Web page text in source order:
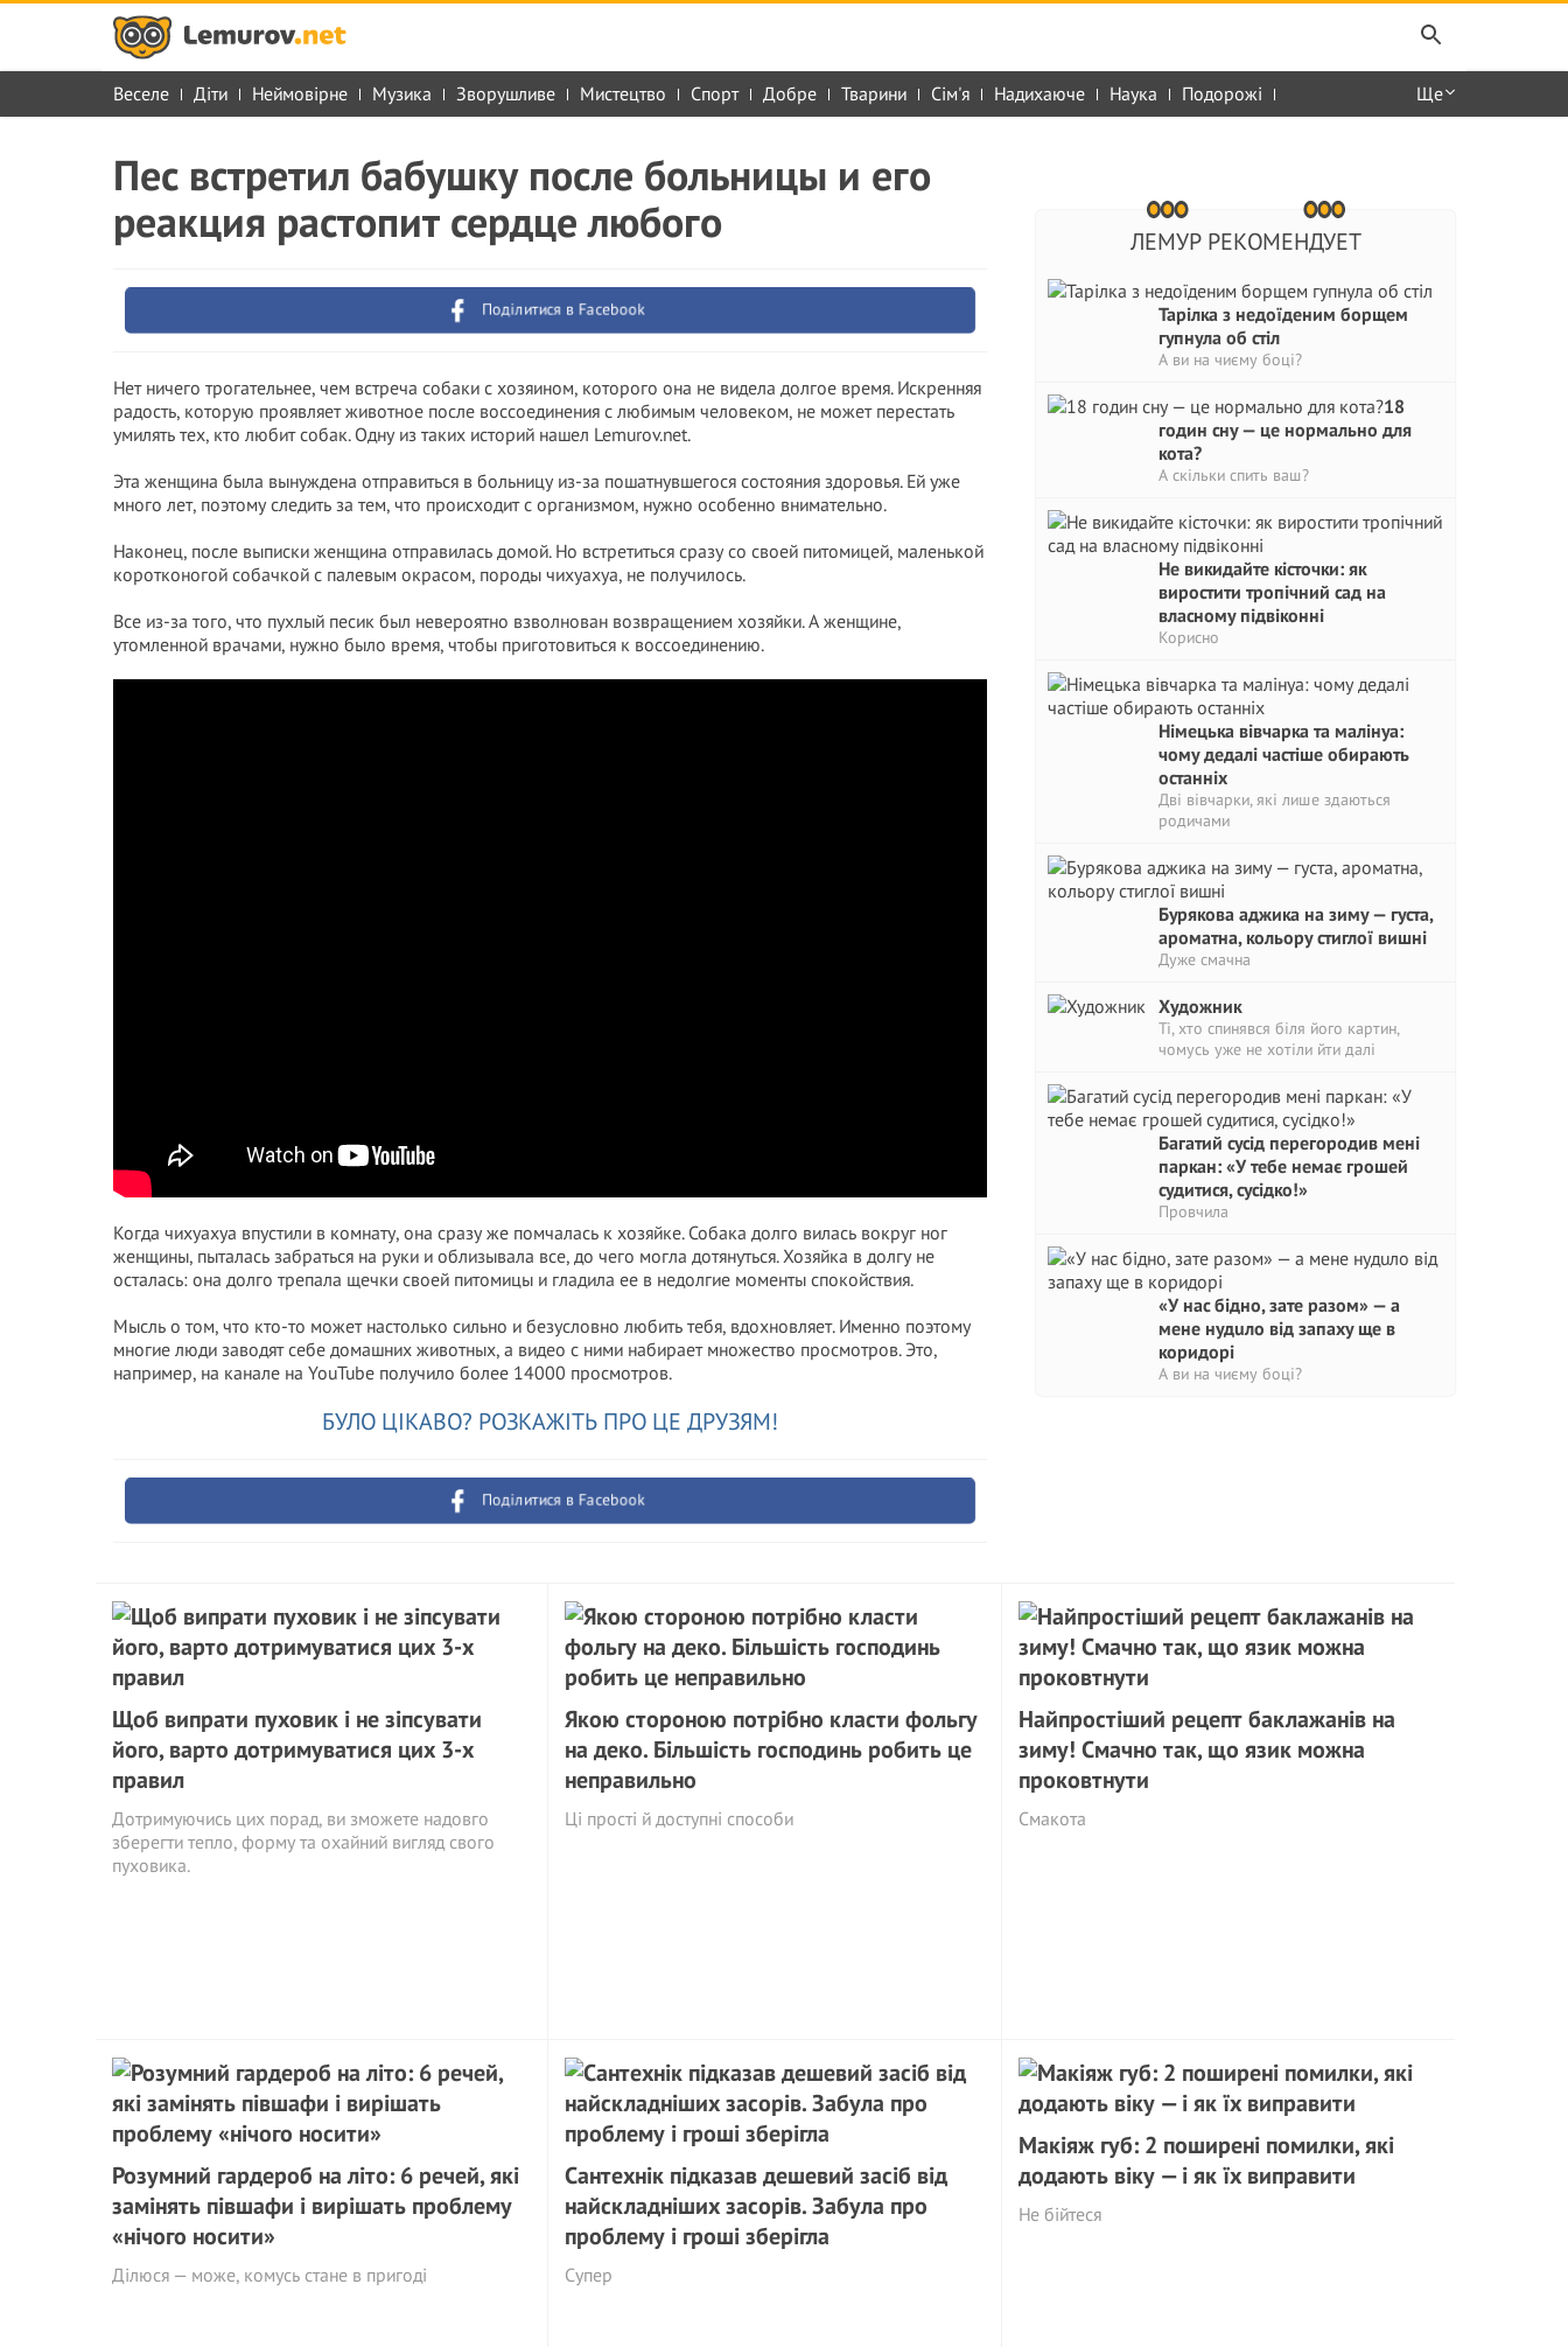
Веселе Діти Неймовірне Музика Зворушливе Мистецтво Спорт Добре Тварини Сім'я Надихаюче Наука Подорожі Ще
ЛЕМУР РЕКОМЕНДУЕТ
Тарілка з недоїденим борщем
гупнула об стіл
А ви на чиєму боці?
18
годин сну — це нормально для
кота?
А скільки спить ваш?
Не викидайте кісточки: як
виростити тропічний сад на
власному підвіконні
Корисно
Німецька вівчарка та малінуа:
чому дедалі частіше обирають
останніх
Дві вівчарки, які лише здаються
родичами
Бурякова аджика на зиму — густа,
ароматна, кольору стиглої вишні
Дуже смачна
Художник
Ті, хто спинявся біля його картин,
чомусь уже не хотіли йти далі
Багатий сусід перегородив мені
паркан: «У тебе немає грошей
судитися, сусідко!»
Провчила
«У нас бідно, зате разом» — а
мене нудuло від запаху ще в
коридорі
А ви на чиєму боці?
Пес встретил бабушку после больницы и его
реакция растопит сердце любого
Поділитися в Facebook
Нет ничего трогательнее, чем встреча собаки с хозяином, которого она не видела долгое время. Искренняя
радость, которую проявляет животное после воссоединения с любимым человеком, не может перестать
умилять тех, кто любит собак. Одну из таких историй нашел Lemurov.net.
Эта женщина была вынуждена отправиться в больницу из-за пошатнувшегося состояния здоровья. Ей уже
много лет, поэтому следить за тем, что происходит с организмом, нужно особенно внимательно.
Наконец, после выписки женщина отправилась домой. Но встретиться сразу со своей питомицей, маленькой
коротконогой собачкой с палевым окрасом, породы чихуахуа, не получилось.
Все из-за того, что пухлый песик был невероятно взволнован возвращением хозяйки. А женщине,
утомленной врачами, нужно было время, чтобы приготовиться к воссоединению.
Когда чихуахуа впустили в комнату, она сразу же помчалась к хозяйке. Собака долго вилась вокруг ног
женщины, пыталась забраться на руки и облизывала все, до чего могла дотянуться. Хозяйка в долгу не
осталась: она долго трепала щечки своей питомицы и гладила ее в недолгие моменты спокойствия.
Мысль о том, что кто-то может настолько сильно и безусловно любить тебя, вдохновляет. Именно поэтому
многие люди заводят себе домашних животных, а видео с ними набирает множество просмотров. Это,
например, на канале на YouTube получило более 14000 просмотров.
БУЛО ЦІКАВО? РОЗКАЖІТЬ ПРО ЦЕ ДРУЗЯМ!
Поділитися в Facebook
Щоб випрати пуховик і не зіпсувати
його, варто дотримуватися цих 3-х
правил
Дотримуючись цих порад, ви зможете надовго
зберегти тепло, форму та охайний вигляд свого
пуховика.
Якою стороною потрібно класти фольгу
на деко. Більшість господинь робить це
неправильно
Ці прості й доступні способи
Найпростіший рецепт баклажанів на
зиму! Смачно так, що язик можна
проковтнути
Смакота
Розумний гардероб на літо: 6 речей, які
замінять півшафи і вирішать проблему
«нічого носити»
Ділюся — може, комусь стане в пригоді
Сантехнік підказав дешевий засіб від
найскладніших засорів. Забула про
проблему і гроші зберігла
Супер
Макіяж губ: 2 поширені помилки, які
додають віку — і як їх виправити
Не бійтеся